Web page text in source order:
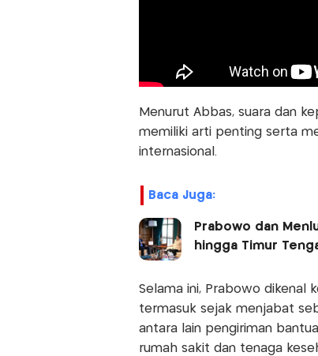
Menurut Abbas, suara dan
memiliki arti penting serta
internasional.
Baca Juga:
Prabowo dan
hingga Timur
Selama ini, Prabowo dikenal
termasuk sejak menjabat
antara lain pengiriman
rumah sakit dan tenaga